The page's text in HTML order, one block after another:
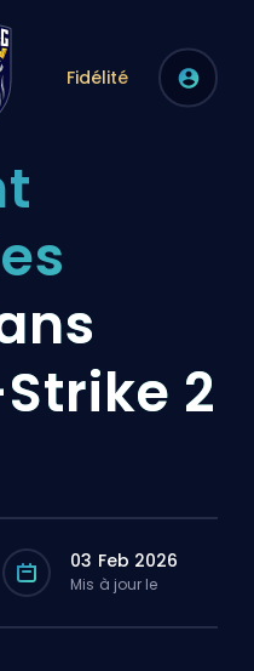
Fidélité
2
03 Feb 2026
Mis à jour le